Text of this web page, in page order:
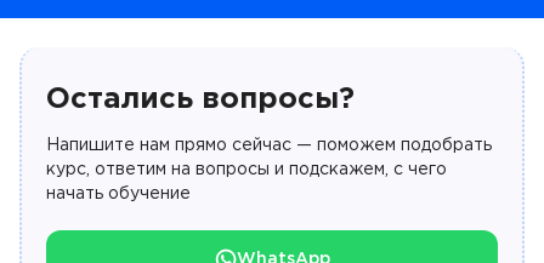
Остались вопросы?
Напишите нам прямо сейчас — поможем подобрать
курс, ответим на вопросы и подскажем, с чего
начать обучение
WhatsApp